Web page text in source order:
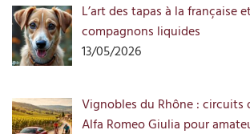
L’art des tapas à la française
compagnons liquides
13/05/2026
Vignobles du Rhône :
Alfa Romeo Giulia pour